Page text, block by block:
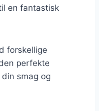
en fantastisk
forskellige
perfekte
smag og